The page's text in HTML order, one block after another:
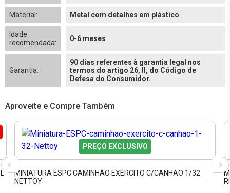
Material: Metal com detalhes em plástico
Idade
recomendada:
0-6 meses
Garantia:
90 dias referentes à garantia legal nos
termos do artigo 26, II, do Código de
Defesa do Consumidor.
Aproveite e Compre Também
PREÇO EXCLUSIVO
MINIATURA ESPC CAMINHÃO EXÉRCITO C/CANHÃO 1/32
NETTOY